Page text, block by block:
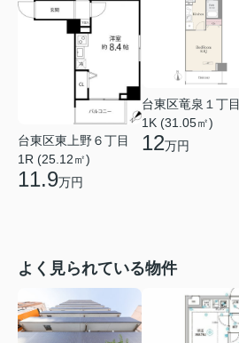
台東区東上野６丁目
1R (25.12㎡)
11.9万円
台東区竜泉１丁目
1K (31.05㎡)
12万円
よく見られている物件